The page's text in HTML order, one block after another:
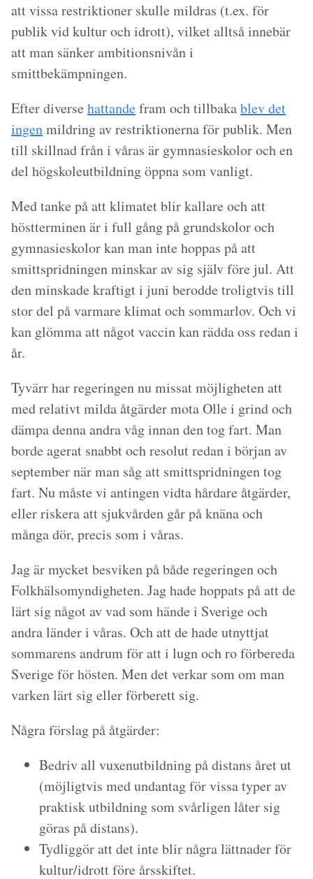
att vissa restriktioner skulle mildras (t.ex. för
publik vid kultur och idrott), vilket alltså innebär
att man sänker ambitionsnivån i
smittbekämpningen.
Efter diverse hattandefram och tillbakablev det
ingenmildring av restriktionerna för publik. Men
till skillnad från i våras är gymnasieskolor och en
del högskoleutbildning öppna som vanligt.
Med tanke på att klimatet blir kallare och att
höstterminen är i full gång på grundskolor och
gymnasieskolor kan man inte hoppas på att
smittspridningen minskar av sig själv före jul. Att
den minskade kraftigt i juni berodde troligtvis till
stor del på varmare klimat och sommarlov. Och vi
kan glömma att något vaccin kan rädda oss redan i
år.
Tyvärr har regeringen nu missat möjligheten att
med relativt milda åtgärder mota Olle i grind och
dämpa denna andra våg innan den tog fart. Man
borde agerat snabbt och resolut redan i början av
september när man såg att smittspridningen tog
fart. Nu måste vi antingen vidta hårdare åtgärder,
eller riskera att sjukvården går på knäna och
många dör, precis som i våras.
Jag är mycket besviken på både regeringen och
Folkhälsomyndigheten. Jag hade hoppats på att de
lärt sig något av vad som hände i Sverige och
andra länder i våras. Och att de hade utnyttjat
sommarens andrum för att i lugn och ro förbereda
Sverige för hösten. Men det verkar som om man
varken lärt sig eller förberett sig.
Några förslag på åtgärder:
Bedriv all vuxenutbildning på distans året ut
(möjligtvis med undantag för vissa typer av
praktisk utbildning som svårligen låter sig
göras på distans).
Tydliggör att det inte blir några lättnader för
kultur/idrott före årsskiftet.